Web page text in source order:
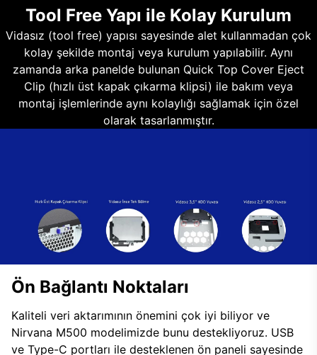
Tool Free Yapı ile Kolay Kurulum
Vidasız (tool free) yapısı sayesinde alet kullanmadan çok
kolay şekilde montaj veya kurulum yapılabilir. Aynı
zamanda arka panelde bulunan Quick Top Cover Eject
Clip (hızlı üst kapak çıkarma klipsi) ile bakım veya
montaj işlemlerinde aynı kolaylığı sağlamak için özel
olarak tasarlanmıştır.
Ön Bağlantı Noktaları
Kaliteli veri aktarımının önemini çok iyi biliyor ve
Nirvana M500 modelimizde bunu destekliyoruz. USB
ve Type-C portları ile desteklenen ön paneli sayesinde